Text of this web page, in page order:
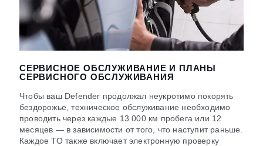
СЕРВИСНОЕ ОБСЛУЖИВАНИЕ И ПЛАНЫ
СЕРВИСНОГО ОБСЛУЖИВАНИЯ
Чтобы ваш Defender продолжал неукротимо покорять
бездорожье, техническое обслуживание необходимо
проводить через каждые 13 000 км пробега или 12
месяцев — в зависимости от того, что наступит раньше.
Каждое ТО также включает электронную проверку